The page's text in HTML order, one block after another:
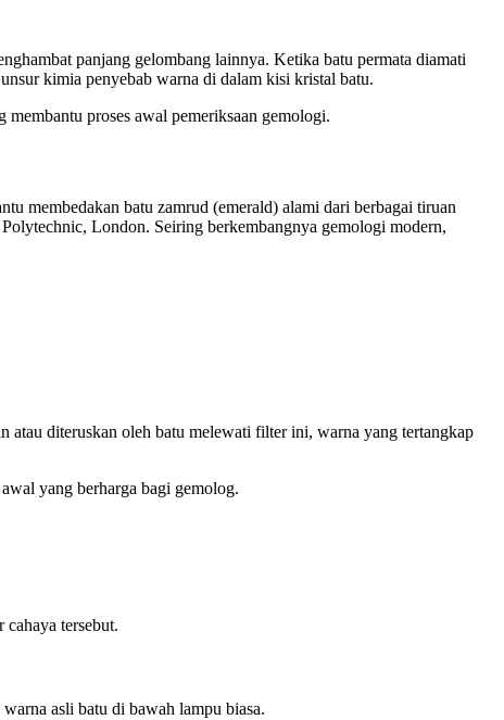
panjang gelombang lainnya. Ketika batu permata diamati
kimia penyebab warna di dalam kisi kristal batu.
proses awal pemeriksaan gemologi.
membedakan batu zamrud (emerald) alami dari berbagai tiruan
London. Seiring berkembangnya gemologi modern,
atau diteruskan oleh batu melewati filter ini, warna yang tertangkap
yang berharga bagi gemolog.
tersebut.
asli batu di bawah lampu biasa.